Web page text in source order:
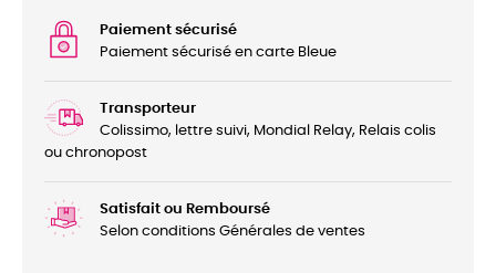
Paiement sécurisé
Paiement sécurisé en carte Bleue
Transporteur
Colissimo, lettre suivi, Mondial Relay, Relais colis
ou chronopost
Satisfait ou Remboursé
Selon conditions Générales de ventes